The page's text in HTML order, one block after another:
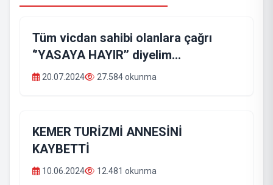
Tüm vicdan sahibi olanlara çağrı
‘’YASAYA HAYIR’’ diyelim…
20.07.2024 27.584 okunma
KEMER TURİZMİ ANNESİNİ
KAYBETTİ
10.06.2024 12.481 okunma